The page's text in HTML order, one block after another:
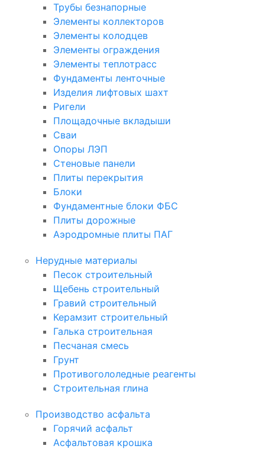
Трубы безнапорные
Элементы коллекторов
Элементы колодцев
Элементы ограждения
Элементы теплотрасс
Фундаменты ленточные
Изделия лифтовых шахт
Ригели
Площадочные вкладыши
Сваи
Опоры ЛЭП
Стеновые панели
Плиты перекрытия
Блоки
Фундаментные блоки ФБС
Плиты дорожные
Аэродромные плиты ПАГ
Нерудные материалы
Песок строительный
Щебень строительный
Гравий строительный
Керамзит строительный
Галька строительная
Песчаная смесь
Грунт
Противогололедные реагенты
Строительная глина
Производство асфальта
Горячий асфальт
Асфальтовая крошка